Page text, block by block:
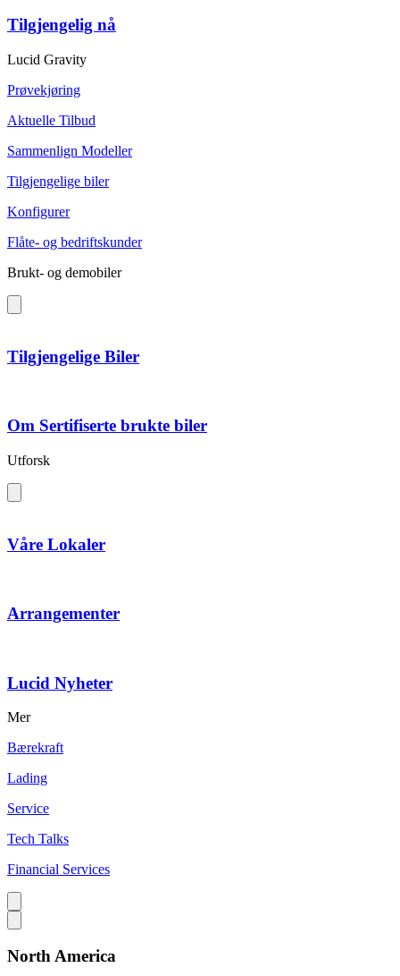
Tilgjengelig nå
Lucid Gravity
Prøvekjøring
Aktuelle Tilbud
Sammenlign Modeller
Tilgjengelige biler
Konfigurer
Flåte- og bedriftskunder
Brukt- og demobiler
Tilgjengelige Biler
Om Sertifiserte brukte biler
Utforsk
Våre Lokaler
Arrangementer
Lucid Nyheter
Mer
Bærekraft
Lading
Service
Tech Talks
Financial Services
North America